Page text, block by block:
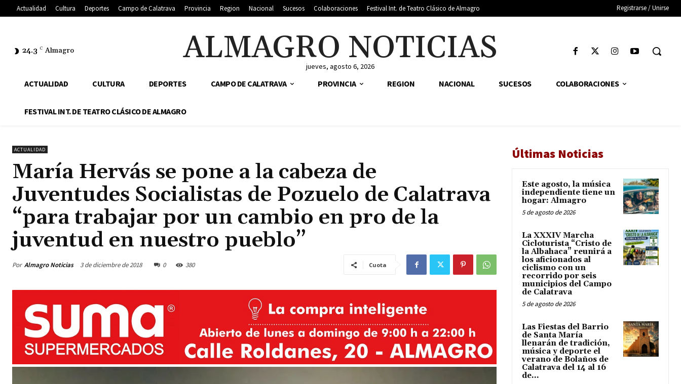
Actualidad Cultura Deportes Campo de Calatrava Provincia Region Nacional Sucesos Colaboraciones Festival Int. de Teatro Clásico de Almagro Registrarse / Unirse
24.3 C Almagro ALMAGRO NOTICIAS
jueves, agosto 6, 2026
ACTUALIDAD CULTURA DEPORTES CAMPO DE CALATRAVA PROVINCIA REGION NACIONAL SUCESOS COLABORACIONES
FESTIVAL INT. DE TEATRO CLÁSICO DE ALMAGRO
ACTUALIDAD
María Hervás se pone a la cabeza de
Juventudes Socialistas de Pozuelo de Calatrava
“para trabajar por un cambio en pro de la
juventud en nuestro pueblo”
Por Almagro Noticias 3 de diciembre de 2018 0 380 Cuota
Últimas Noticias
Este agosto, la música
independiente tiene un
hogar: Almagro
5 de agosto de 2026
La XXXIV Marcha
Cicloturista “Cristo de
la Albahaca” reunirá a
los aficionados al
ciclismo con un
recorrido por seis
municipios del Campo
de Calatrava
5 de agosto de 2026
Las Fiestas del Barrio
de Santa María
llenarán de tradición,
música y deporte el
verano de Bolaños de
Calatrava del 14 al 16
de...